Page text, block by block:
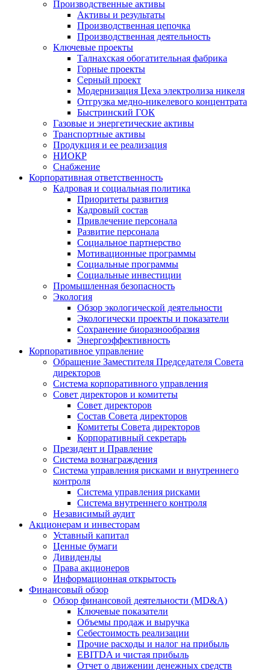
Производственные активы
Активы и результаты
Производственная цепочка
Производственная деятельность
Ключевые проекты
Талнахская обогатительная фабрика
Горные проекты
Серный проект
Модернизация Цеха электролиза никеля
Отгрузка медно-никелевого концентрата
Быстринский ГОК
Газовые и энергетические активы
Транспортные активы
Продукция и ее реализация
НИОКР
Снабжение
Корпоративная ответственность
Кадровая и социальная политика
Приоритеты развития
Кадровый состав
Привлечение персонала
Развитие персонала
Социальное партнерство
Мотивационные программы
Социальные программы
Социальные инвестиции
Промышленная безопасность
Экология
Обзор экологической деятельности
Экологически проекты и показатели
Сохранение биоразнообразия
Энергоэффективность
Корпоративное управление
Обращение Заместителя Председателя Совета
директоров
Система корпоративного управления
Совет директоров и комитеты
Совет директоров
Состав Совета директоров
Комитеты Совета директоров
Корпоративный секретарь
Президент и Правление
Система вознаграждения
Система управления рисками и внутреннего
контроля
Система управления рисками
Система внутреннего контроля
Независимый аудит
Акционерам и инвесторам
Уставный капитал
Ценные бумаги
Дивиденды
Права акционеров
Информационная открытость
Финансовый обзор
Обзор финансовой деятельности (MD&A)
Ключевые показатели
Объемы продаж и выручка
Себестоимость реализации
Прочие расходы и налог на прибыль
EBITDA и чистая прибыль
Отчет о движении денежных средств